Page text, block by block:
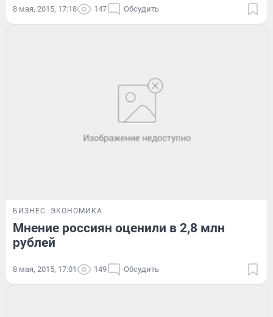
8 мая, 2015, 17:18 147 Обсудить
БИЗНЕС ЭКОНОМИКА
Мнение россиян оценили в 2,8 млн
рублей
8 мая, 2015, 17:01 149 Обсудить